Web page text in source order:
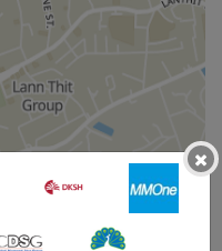
×